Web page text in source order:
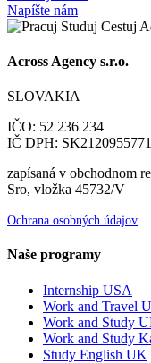
Napíšte nám
Across Agency s.r.o.
SLOVAKIA
IČO: 52 236 234
IČ DPH: SK2120955771
zapísaná v obchodnom
Sro, vložka 45732/V
Ochrana osobných údajov
Naše programy
Internship USA
Work and Travel
Work and Study
Work and Study
Study English UK